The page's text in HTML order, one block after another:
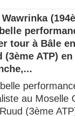
tour à Bâle
(3ème ATP)
au Moselle
(3ème